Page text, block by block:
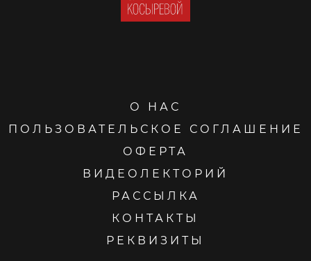
О НАС
ПОЛЬЗОВАТЕЛЬСКОЕ СОГЛАШЕНИЕ
ОФЕРТА
ВИДЕОЛЕКТОРИЙ
РАССЫЛКА
КОНТАКТЫ
РЕКВИЗИТЫ